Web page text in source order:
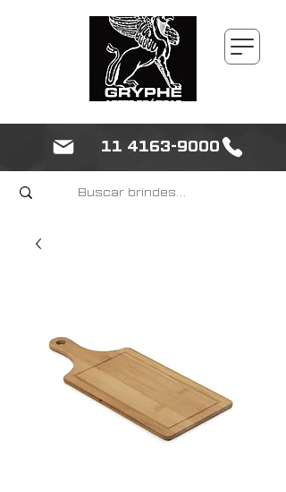
11 4163-9000